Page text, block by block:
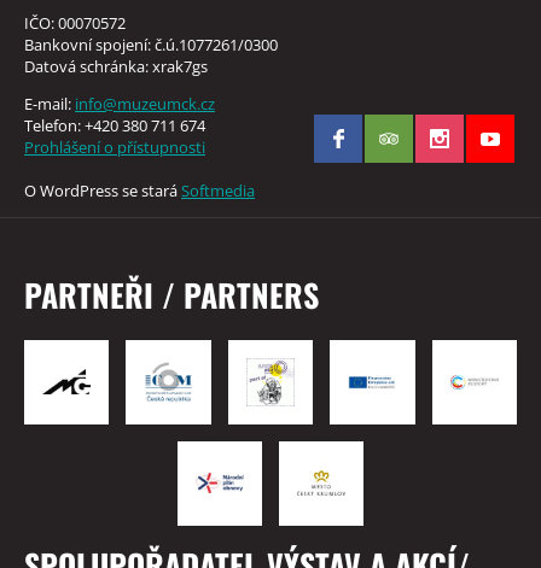
IČO: 00070572
Bankovní spojení: č.ú.1077261/0300
Datová schránka: xrak7gs
E-mail: info@muzeumck.cz
Telefon: +420 380 711 674
Prohlášení o přístupnosti
O WordPress se staráSoftmedia
PARTNEŘI / PARTNERS